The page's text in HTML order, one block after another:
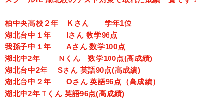
柏中央高校２年 Ｋさん 学年1位
湖北台中１年 Iさん 数学96点
我孫子中１年 Aさん 数学100点
湖北中2年 Ｎくん 数学100点(高成績)
湖北台中2年 Sさん 英語90点(高成績)
湖北台中２年 Oさん 英語96点（高成績）
湖北中2年 Tくん 英語96点(高成績)